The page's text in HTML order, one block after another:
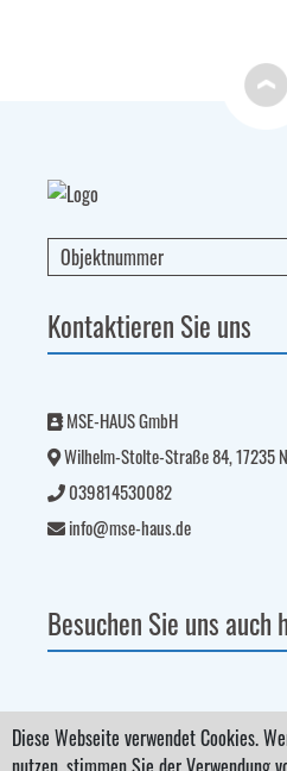
Diese Webseite verwendet Cookies.
Kontaktieren Sie uns
MSE-HAUS GmbH
Wilhelm-Stolte-Straße 84, 17235
039814530082
info@mse-haus.de
Besuchen Sie uns auch